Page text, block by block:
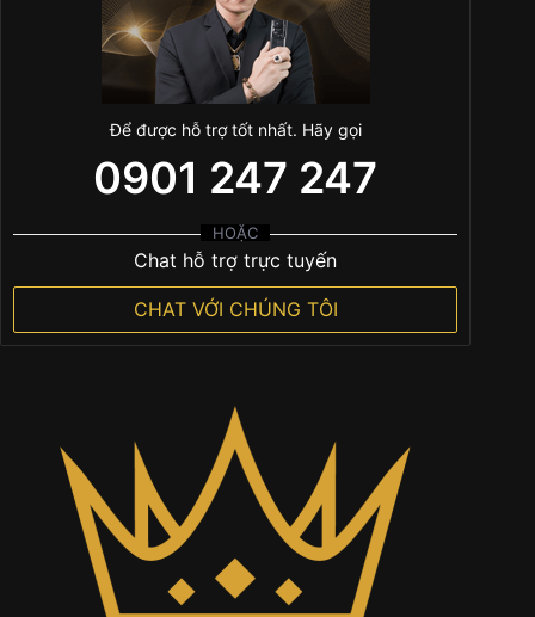
Để được hỗ trợ tốt nhất. Hãy gọi
0901 247 247
HOẶC
Chat hỗ trợ trực tuyến
CHAT VỚI CHÚNG TÔI